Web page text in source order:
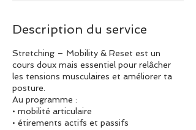
Description du service
Stretching – Mobility & Reset est un
cours doux mais essentiel pour relâcher
les tensions musculaires et améliorer ta
posture.
Au programme :
• mobilité articulaire
• étirements actifs et passifs